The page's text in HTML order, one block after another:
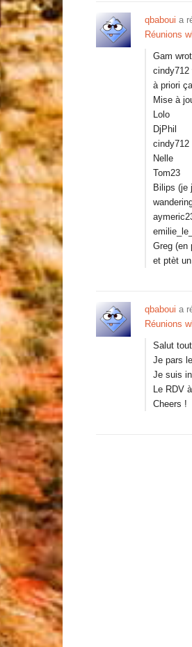
qbaboui a
Réunions
Gam
cindy712
à priori
Mise à
Lolo
DjPhil
cindy712
Nelle
Tom23
Bilips (je
Greg (en
et ptèt
qbaboui a
Réunions
Salut
Je pars
Je suis
Le RDV
Cheers !